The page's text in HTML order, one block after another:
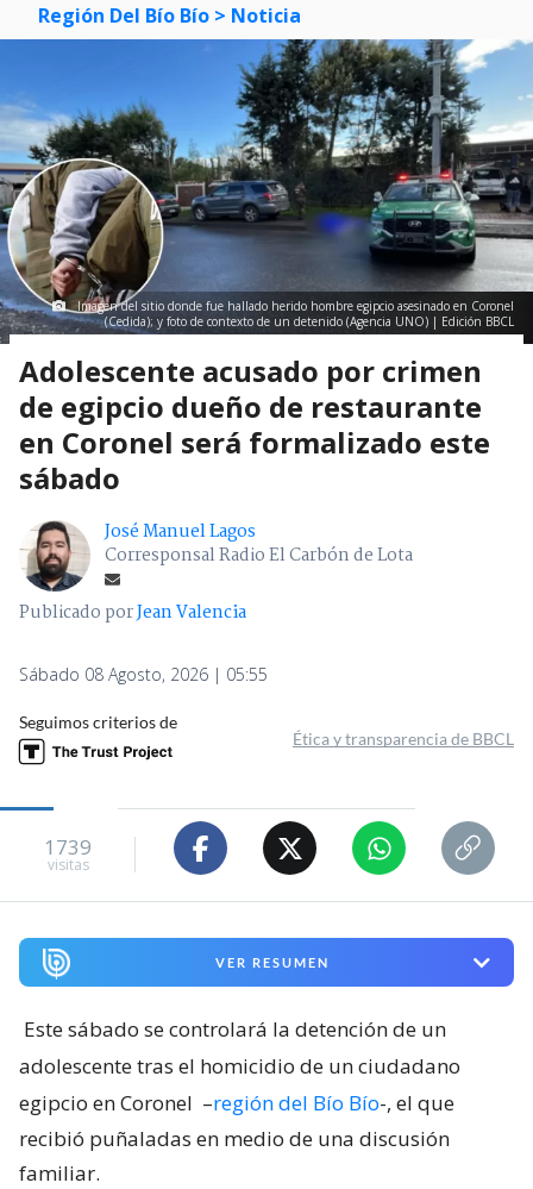
Región Del Bío Bío > Noticia
Imagen del sitio donde fue hallado herido hombre egipcio asesinado en Coronel
(Cedida); y foto de contexto de un detenido (Agencia UNO) | Edición BBCL
Adolescente acusado por crimen
de egipcio dueño de restaurante
en Coronel será formalizado este
sábado
José Manuel Lagos
Corresponsal Radio El Carbón de Lota
Publicado porJean Valencia
Sábado 08 Agosto, 2026 | 05:55
Seguimos criterios de
Ética y transparencia de BBCL
1739
visitas
VER RESUMEN
Este sábado se controlará la detención de un
adolescente tras el homicidio de un ciudadano
egipcio en Coronel –región del Bío Bío-, el que
recibió puñaladas en medio de una discusión
familiar.